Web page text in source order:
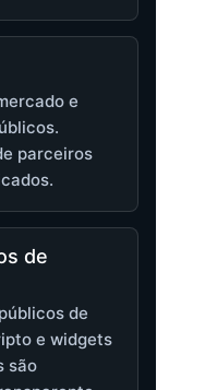
e
parceiros
de
de
e widgets
são